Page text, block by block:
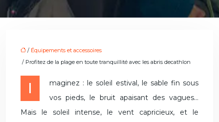
/ Équipements et accessoires
/ Profitez de la plage en toute tranquillité avec les abris decathlon
Imaginez : le soleil estival, le sable fin sous
vos pieds, le bruit apaisant des vagues…
Mais le soleil intense, le vent capricieux, et le